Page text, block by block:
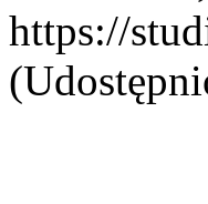
https://